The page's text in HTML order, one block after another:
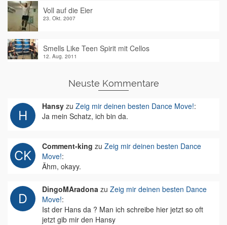
Voll auf die Eier
23. Okt. 2007
Smells Like Teen Spirit mit Cellos
12. Aug. 2011
Neuste Kommentare
Hansy zu Zeig mir deinen besten Dance Move!:
Ja mein Schatz, ich bin da.
Comment-king zu Zeig mir deinen besten Dance
Move!:
Ähm, okayy.
DingoMAradona zu Zeig mir deinen besten Dance
Move!:
Ist der Hans da ? Man ich schreibe hier jetzt so oft
jetzt gib mir den Hansy